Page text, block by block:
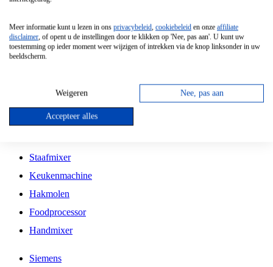
Vrijstaande Magnetron
Vrijstaande Kookplaat
Inbouw Gaskookplaat
Inbouw Keramische Kookplaat
Kookplaat Accessoires
Staafmixer
Keukenmachine
Hakmolen
Foodprocessor
Handmixer
Siemens
Meer informatie kunt u lezen in ons privacybeleid, cookiebeleid en onze affiliate
disclaimer, of opent u de instellingen door te klikken op 'Nee, pas aan'. U kunt uw
toestemming op ieder moment weer wijzigen of intrekken via de knop linksonder in uw
beeldscherm.
Weigeren Nee, pas aan
Accepteer alles